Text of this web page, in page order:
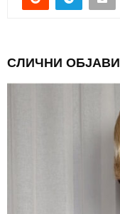
СЛИЧНИ ОБЈАВИ